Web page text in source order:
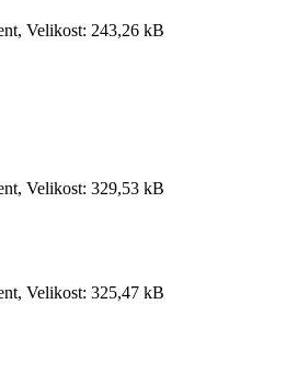
Velikost: 243,26 kB
Velikost: 329,53 kB
Velikost: 325,47 kB